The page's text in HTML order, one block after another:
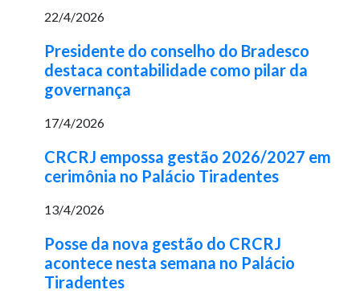
22/4/2026
Presidente do conselho do Bradesco
destaca contabilidade como pilar da
governança
17/4/2026
CRCRJ empossa gestão 2026/2027 em
cerimônia no Palácio Tiradentes
13/4/2026
Posse da nova gestão do CRCRJ
acontece nesta semana no Palácio
Tiradentes